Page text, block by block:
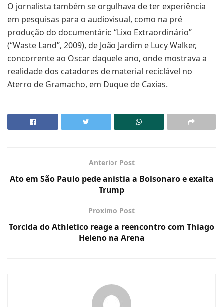
O jornalista também se orgulhava de ter experiência
em pesquisas para o audiovisual, como na pré
produção do documentário “Lixo Extraordinário”
(“Waste Land”, 2009), de João Jardim e Lucy Walker,
concorrente ao Oscar daquele ano, onde mostrava a
realidade dos catadores de material reciclável no
Aterro de Gramacho, em Duque de Caxias.
Anterior Post
Ato em São Paulo pede anistia a Bolsonaro e exalta
Trump
Proximo Post
Torcida do Athletico reage a reencontro com Thiago
Heleno na Arena